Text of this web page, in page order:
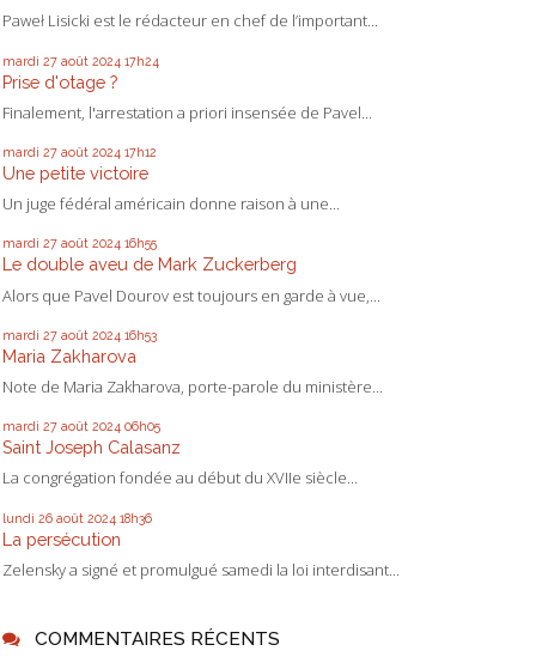
Paweł Lisicki est le rédacteur en chef de l’important...
mardi 27 août 2024 17h24
Prise d'otage ?
Finalement, l'arrestation a priori insensée de Pavel...
mardi 27 août 2024 17h12
Une petite victoire
Un juge fédéral américain donne raison à une...
mardi 27 août 2024 16h55
Le double aveu de Mark Zuckerberg
Alors que Pavel Dourov est toujours en garde à vue,...
mardi 27 août 2024 16h53
Maria Zakharova
Note de Maria Zakharova, porte-parole du ministère...
mardi 27 août 2024 06h05
Saint Joseph Calasanz
La congrégation fondée au début du XVIIe siècle...
lundi 26 août 2024 18h36
La persécution
Zelensky a signé et promulgué samedi la loi interdisant...
COMMENTAIRES RÉCENTS